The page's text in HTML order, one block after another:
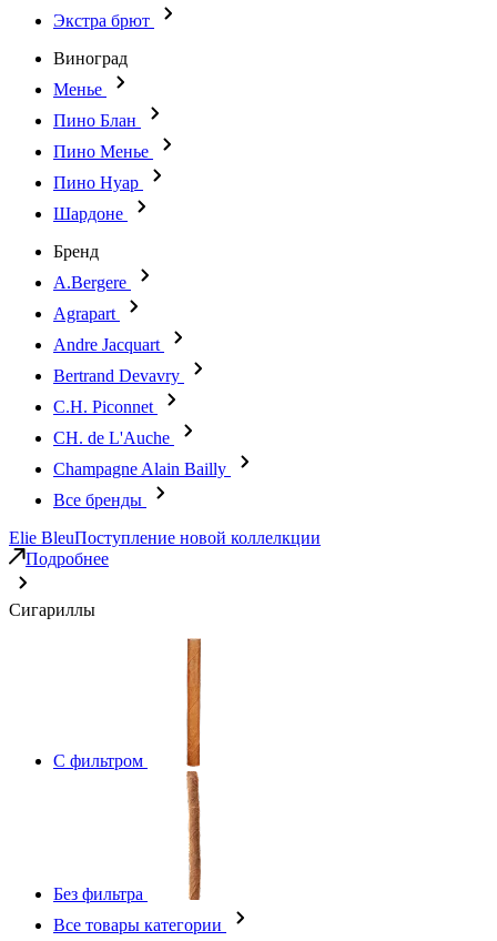
Экстра брют
Виноград
Менье
Пино Блан
Пино Менье
Пино Нуар
Шардоне
Бренд
A.Bergere
Agrapart
Andre Jacquart
Bertrand Devavry
C.H. Piconnet
CH. de L'Auche
Champagne Alain Bailly
Все бренды
Elie BleuПоступление новой коллелкции
Подробнее
Сигариллы
С фильтром
Без фильтра
Все товары категории